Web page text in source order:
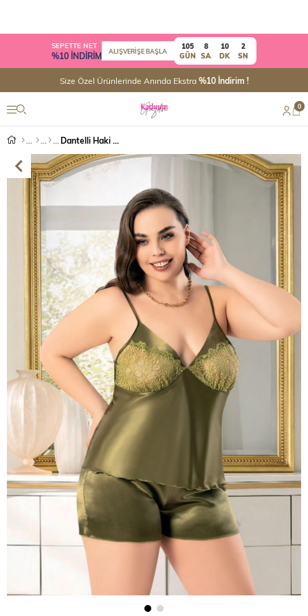
SEPETTE NET
%10 İNDİRİM ALIŞVERİŞE BAŞLA
105
GÜN
8
SA
10
DK
2
SN
Size Özel Ürünlerinde Anında Ekstra%10 İndirim !
0
Dantelli Haki Büyük Beden Saten Atlet Şort Takım